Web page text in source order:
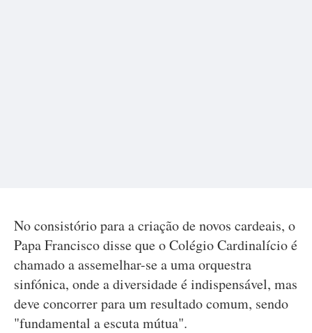
No consistório para a criação de novos cardeais, o
Papa Francisco disse que o Colégio Cardinalício é
chamado a assemelhar-se a uma orquestra
sinfónica, onde a diversidade é indispensável, mas
deve concorrer para um resultado comum, sendo
"fundamental a escuta mútua".